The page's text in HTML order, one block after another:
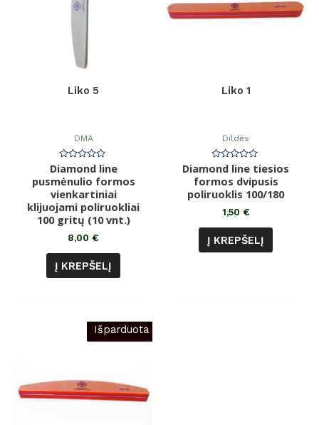
Liko 5
DMA
Įvertinimas:
0
iš
5
Diamond line
pusmėnulio formos
vienkartiniai
klijuojami poliruokliai
100 gritų (10 vnt.)
8,00 €
Į KREPŠELĮ
Liko 1
Dildės
Įvertinimas:
0
iš
5
Diamond line tiesios
formos dvipusis
poliruoklis 100/180
1,50 €
Į KREPŠELĮ
Išparduota